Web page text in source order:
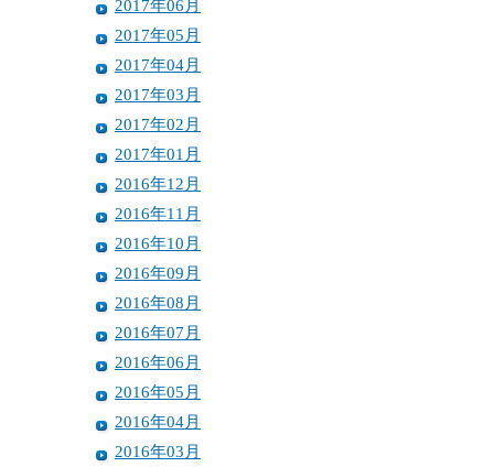
2017年06月
2017年05月
2017年04月
2017年03月
2017年02月
2017年01月
2016年12月
2016年11月
2016年10月
2016年09月
2016年08月
2016年07月
2016年06月
2016年05月
2016年04月
2016年03月